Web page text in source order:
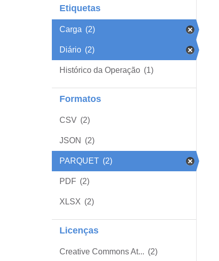
Etiquetas
Carga (2)
Diário (2)
Histórico da Operação (1)
Formatos
CSV (2)
JSON (2)
PARQUET (2)
PDF (2)
XLSX (2)
Licenças
Creative Commons At... (2)